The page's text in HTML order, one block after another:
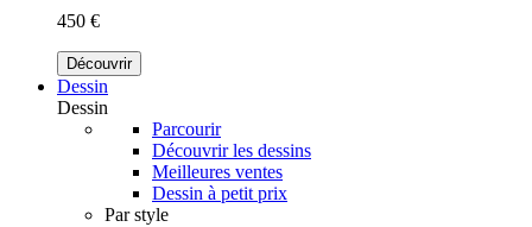
450 €
Découvrir
Dessin
Dessin
Parcourir
Découvrir les dessins
Meilleures ventes
Dessin à petit prix
Par style